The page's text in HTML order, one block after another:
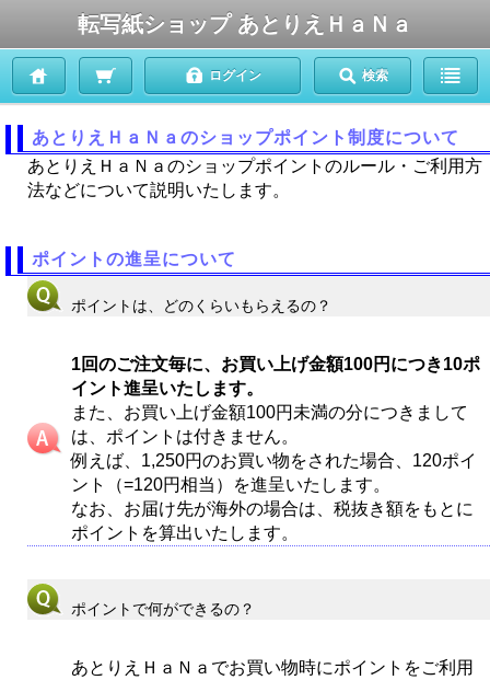
転写紙ショップ あとりえＨａＮａ
ログイン 検索
あとりえＨａＮａのショップポイント制度について
あとりえＨａＮａのショップポイントのルール・ご利用方
法などについて説明いたします。
ポイントの進呈について
ポイントは、どのくらいもらえるの？
1回のご注文毎に、お買い上げ金額100円につき10ポ
イント進呈いたします。
また、お買い上げ金額100円未満の分につきまして
は、ポイントは付きません。
例えば、1,250円のお買い物をされた場合、120ポイ
ント（=120円相当）を進呈いたします。
なお、お届け先が海外の場合は、税抜き額をもとに
ポイントを算出いたします。
ポイントで何ができるの？
あとりえＨａＮａでお買い物時にポイントをご利用